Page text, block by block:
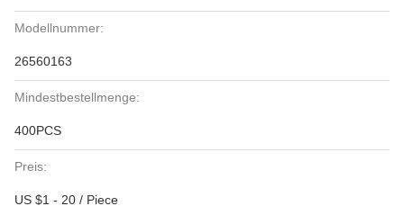
Modellnummer:
26560163
Mindestbestellmenge:
400PCS
Preis:
US $1 - 20 / Piece